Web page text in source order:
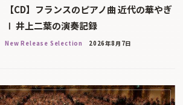
【CD】フランスのピアノ曲 近代の華やぎ
Ⅰ 井上二葉の演奏記録
New Release Selection 2026年8月7日